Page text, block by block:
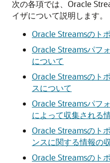
次の各項では、Oracle
イザについて説明します。
Oracle Streamsのト
Oracle Streamsパフ
について
Oracle Streamsのト
スについて
Oracle Streamsパフ
によって収集される
Oracle Streamsのト
ンスに関する情報の
Oracle Streamsのト